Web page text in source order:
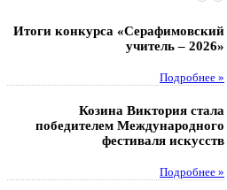
Итоги конкурса «Серафимовский
учитель – 2026»
Подробнее »
Козина Виктория стала
победителем Международного
фестиваля искусств
Подробнее »